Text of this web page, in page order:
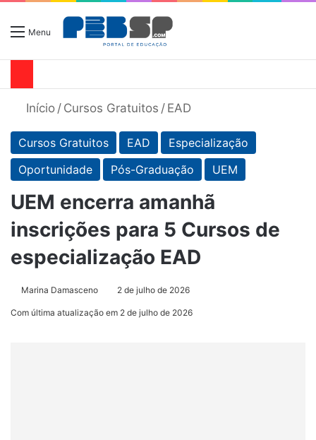
Menu
Início / Cursos Gratuitos / EAD
Cursos Gratuitos EAD
Especialização
Oportunidade
Pós-Graduação UEM
UEM encerra amanhã
inscrições para 5 Cursos de
especialização EAD
Marina Damasceno 2 de julho de 2026
Com última atualização em 2 de julho de 2026